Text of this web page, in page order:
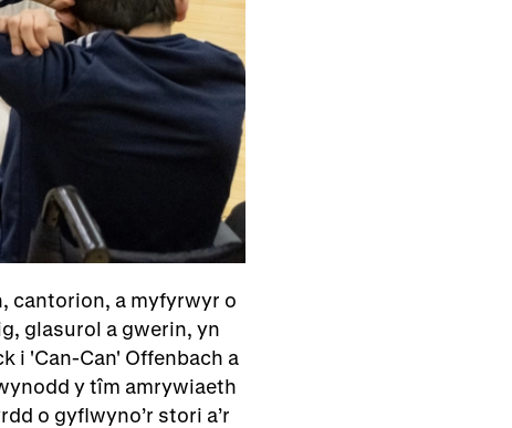
cantorion, a myfyrwyr o
glasurol a gwerin, yn
i 'Can-Can' Offenbach a
y tîm amrywiaeth
o gyflwyno’r stori a’r